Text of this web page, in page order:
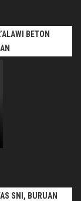
BETON
SNI, BURUAN